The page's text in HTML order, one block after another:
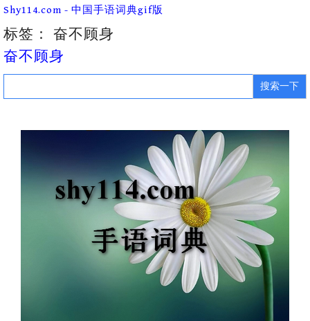
Skip
content
Shy114.com - 中国手语词典gif版
标签： 奋不顾身
奋不顾身
Search